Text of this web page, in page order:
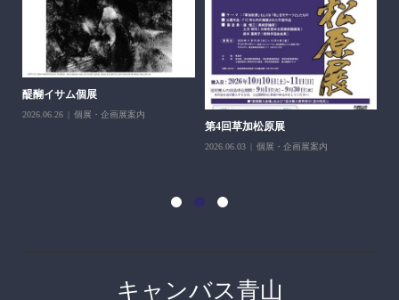
醍醐イサム個展
2026.06.26 個展・企画展案内
第4回草加松原展
2026.06.03 個展・企画展案内
キャンバス青山